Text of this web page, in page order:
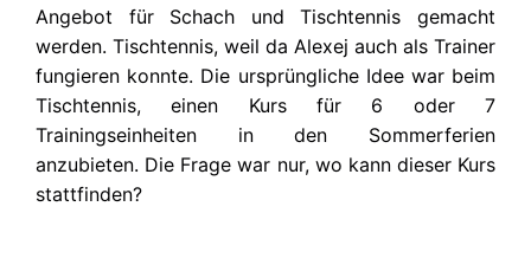
Angebot für Schach und Tischtennis gemacht
werden. Tischtennis, weil da Alexej auch als Trainer
fungieren konnte. Die ursprüngliche Idee war beim
Tischtennis, einen Kurs für 6 oder 7
Trainingseinheiten in den Sommerferien
anzubieten. Die Frage war nur, wo kann dieser Kurs
stattfinden?